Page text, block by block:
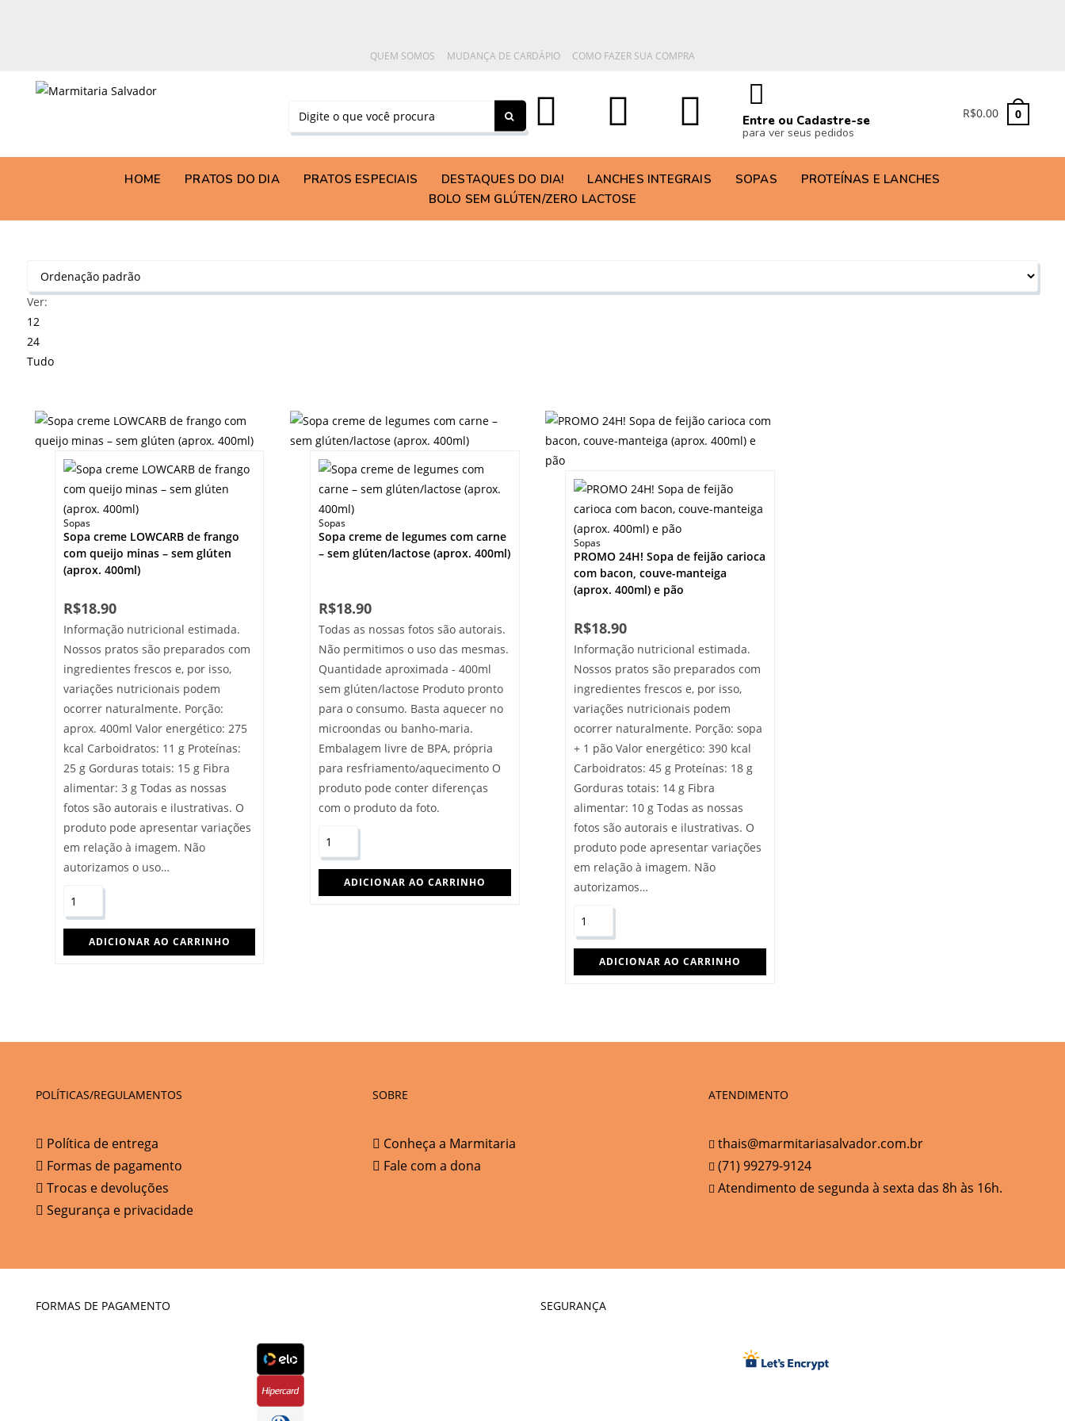
QUEM SOMOS MUDANÇA DE CARDÁPIO COMO FAZER SUA COMPRA
Entre ou Cadastre-se
para ver seus pedidos
R$0.00 0
HOME PRATOS DO DIA PRATOS ESPECIAIS DESTAQUES DO DIA! LANCHES INTEGRAIS SOPAS
PROTEÍNAS E LANCHES
BOLO SEM GLÚTEN/ZERO LACTOSE
Ver:
12
24
Tudo
Sopas
Sopa creme LOWCARB de frango
com queijo minas – sem glúten
(aprox. 400ml)
R$18.90
Informação nutricional estimada.
Nossos pratos são preparados com
ingredientes frescos e, por isso,
variações nutricionais podem
ocorrer naturalmente. Porção:
aprox. 400ml Valor energético: 275
kcal Carboidratos: 11 g Proteínas:
25 g Gorduras totais: 15 g Fibra
alimentar: 3 g Todas as nossas
fotos são autorais e ilustrativas. O
produto pode apresentar variações
em relação à imagem. Não
autorizamos o uso…
ADICIONAR AO CARRINHO
Sopas
Sopa creme de legumes com carne
– sem glúten/lactose (aprox. 400ml)
R$18.90
Todas as nossas fotos são autorais.
Não permitimos o uso das mesmas.
Quantidade aproximada - 400ml
sem glúten/lactose Produto pronto
para o consumo. Basta aquecer no
microondas ou banho-maria.
Embalagem livre de BPA, própria
para resfriamento/aquecimento O
produto pode conter diferenças
com o produto da foto.
ADICIONAR AO CARRINHO
Sopas
PROMO 24H! Sopa de feijão carioca
com bacon, couve-manteiga
(aprox. 400ml) e pão
R$18.90
Informação nutricional estimada.
Nossos pratos são preparados com
ingredientes frescos e, por isso,
variações nutricionais podem
ocorrer naturalmente. Porção: sopa
+ 1 pão Valor energético: 390 kcal
Carboidratos: 45 g Proteínas: 18 g
Gorduras totais: 14 g Fibra
alimentar: 10 g Todas as nossas
fotos são autorais e ilustrativas. O
produto pode apresentar variações
em relação à imagem. Não
autorizamos…
ADICIONAR AO CARRINHO
POLÍTICAS/REGULAMENTOS
Política de entrega
Formas de pagamento
Trocas e devoluções
Segurança e privacidade
SOBRE
Conheça a Marmitaria
Fale com a dona
ATENDIMENTO
thais@marmitariasalvador.com.br
(71) 99279-9124
Atendimento de segunda à sexta das 8h às 16h.
FORMAS DE PAGAMENTO SEGURANÇA